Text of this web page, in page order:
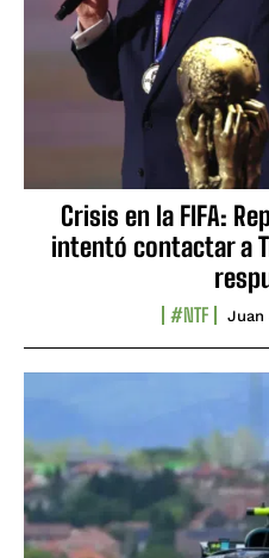
Crisis en la FIFA:
intentó contactar a
#NTF Juan